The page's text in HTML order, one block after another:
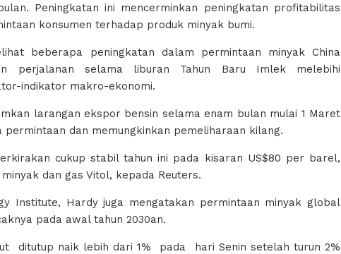
Peningkatan ini mencerminkan peningkatan profitabilitas
konsumen terhadap produk minyak bumi.
beberapa peningkatan dalam permintaan minyak China
perjalanan selama liburan Tahun Baru Imlek melebihi
indikator makro-ekonomi.
larangan ekspor bensin selama enam bulan mulai 1 Maret
permintaan dan memungkinkan pemeliharaan kilang.
cukup stabil tahun ini pada kisaran US$80 per barel,
dan gas Vitol, kepada Reuters.
Institute, Hardy juga mengatakan permintaan minyak global
pada awal tahun 2030an.
ditutup naik lebih dari 1% pada hari Senin setelah turun 2%